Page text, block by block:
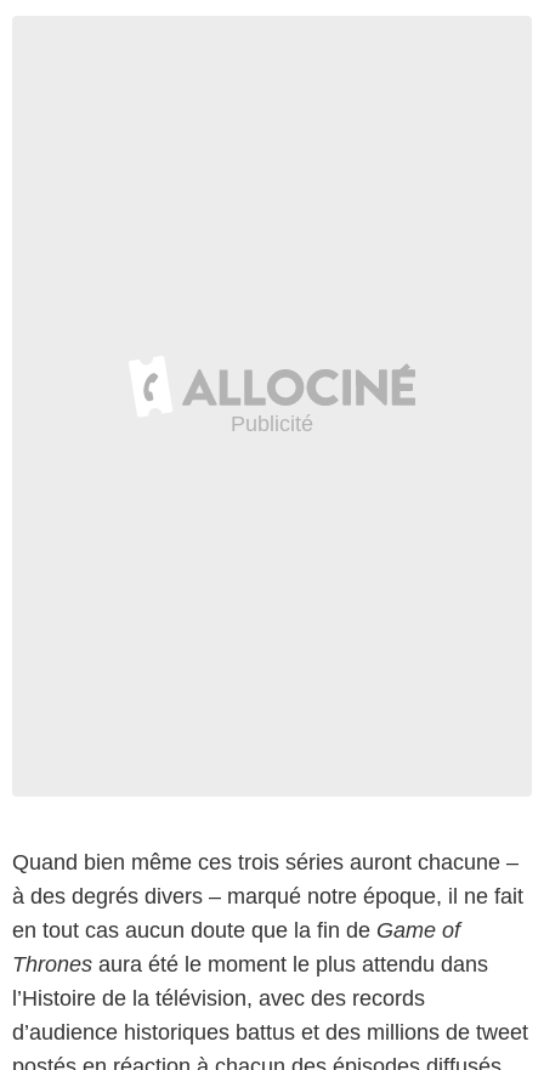
Quand bien même ces trois séries auront chacune –
à des degrés divers – marqué notre époque, il ne fait
en tout cas aucun doute que la fin de Game of
Thrones aura été le moment le plus attendu dans
l’Histoire de la télévision, avec des records
d’audience historiques battus et des millions de tweet